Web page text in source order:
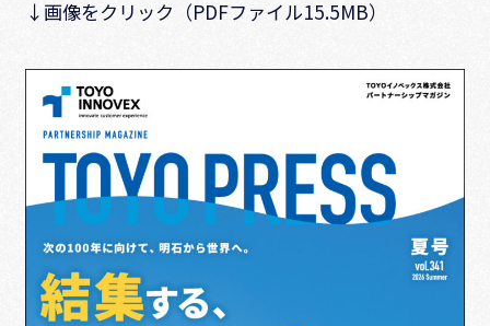
↓画像をクリック（PDFファイル15.5MB）